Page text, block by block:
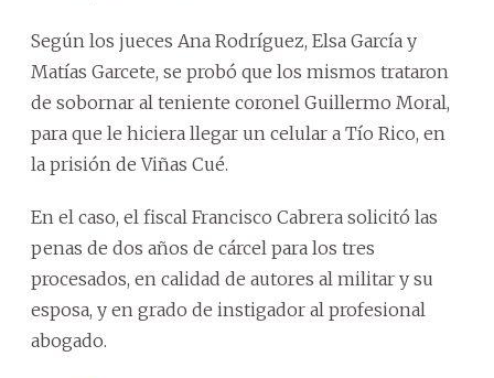
Según los jueces Ana Rodríguez, Elsa García y
Matías Garcete, se probó que los mismos trataron
de sobornar al teniente coronel Guillermo Moral,
para que le hiciera llegar un celular a Tío Rico, en
la prisión de Viñas Cué.
En el caso, el fiscal Francisco Cabrera solicitó las
penas de dos años de cárcel para los tres
procesados, en calidad de autores al militar y su
esposa, y en grado de instigador al profesional
abogado.